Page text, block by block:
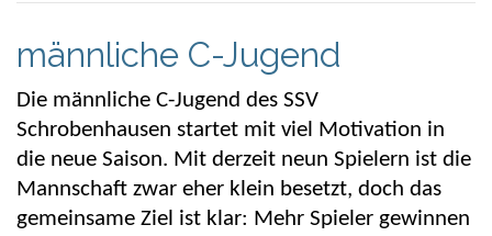
männliche C-Jugend
Die männliche C-Jugend des SSV
Schrobenhausen startet mit viel Motivation in
die neue Saison. Mit derzeit neun Spielern ist die
Mannschaft zwar eher klein besetzt, doch das
gemeinsame Ziel ist klar: Mehr Spieler gewinnen